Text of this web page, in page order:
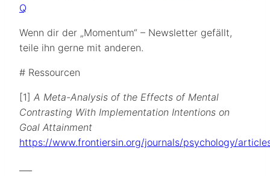
Q
Wenn dir der „Momentum“ – Newsletter gefällt,
teile ihn gerne mit anderen.
# Ressourcen
[1] A Meta-Analysis of the Effects of Mental
Contrasting With Implementation Intentions on
Goal Attainment
https://www.frontiersin.org/journals/psychology/